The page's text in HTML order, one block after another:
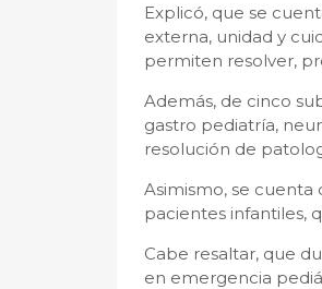
Explicó, que se
externa, unidad y
permiten resolver,
Además, de cinco
gastro pediatría,
resolución de
Asimismo, se cuenta
pacientes infantiles,
Cabe resaltar, que
en emergencia